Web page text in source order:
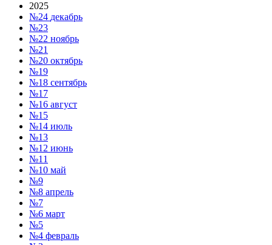
2025
№24 декабрь
№23
№22 ноябрь
№21
№20 октябрь
№19
№18 сентябрь
№17
№16 август
№15
№14 июль
№13
№12 июнь
№11
№10 май
№9
№8 апрель
№7
№6 март
№5
№4 февраль